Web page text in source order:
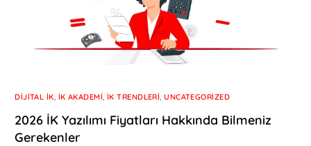
DIJITAL İK İK AKADEMI ,İK TRENDLERI ,UNCATEGORIZED
2026 İK Yazılımı Fiyatları Hakkında Bilmeniz
Gerekenler